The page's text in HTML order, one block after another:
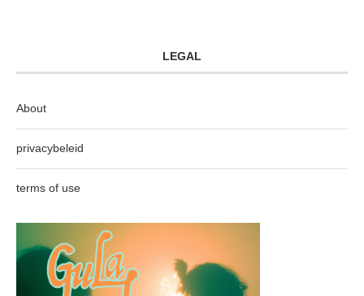
LEGAL
About
privacybeleid
terms of use